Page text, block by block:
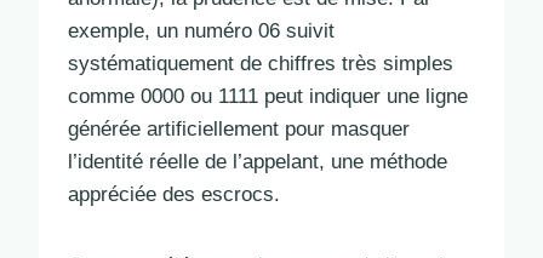
exemple, un numéro 06 suivit
systématiquement de chiffres très simples
comme 0000 ou 1111 peut indiquer une ligne
générée artificiellement pour masquer
l’identité réelle de l’appelant, une méthode
appréciée des escrocs.